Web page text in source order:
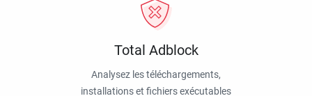
Total Adblock
Analysez les téléchargements,
installations et fichiers exécutables